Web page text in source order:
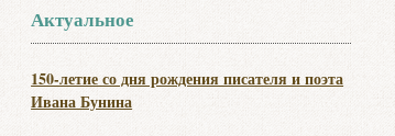
Актуальное
150-летие со дня рождения писателя и поэта
Ивана Бунина